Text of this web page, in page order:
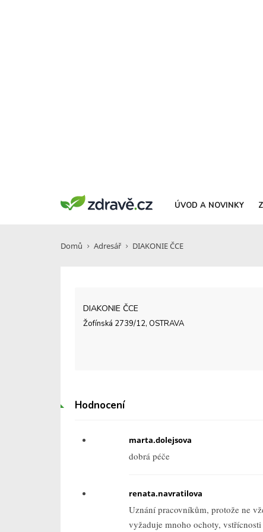
ÚVOD A NOVINKY
Domů Adresář DIAKONIE ČCE
DIAKONIE ČCE
Žofínská 2739/12, OSTRAVA
Hodnocení
marta.dolejsova
dobrá péče
renata.navratilova
Uznání pracovníkům, protože ne
vyžaduje mnoho ochoty,